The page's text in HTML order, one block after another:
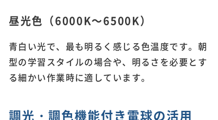
昼光色（6000K～6500K）
青白い光で、最も明るく感じる色温度です。朝
型の学習スタイルの場合や、明るさを必要とす
る細かい作業時に適しています。
調光・調色機能付き電球の活用